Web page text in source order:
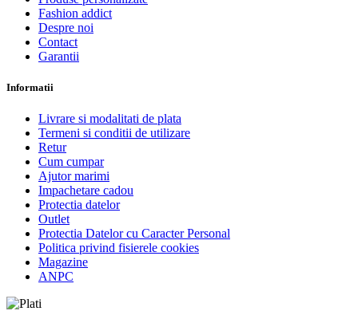
Fashion addict
Despre noi
Contact
Garantii
Informatii
Livrare si modalitati de plata
Termeni si conditii de utilizare
Retur
Cum cumpar
Ajutor marimi
Impachetare cadou
Protectia datelor
Outlet
Protectia Datelor cu Caracter Personal
Politica privind fisierele cookies
Magazine
ANPC